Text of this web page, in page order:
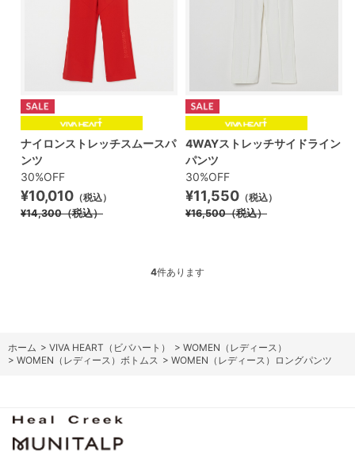
ナイロンストレッチスムースパ
ンツ
30%OFF
¥10,010 （税込）
¥14,300（税込）
4WAYストレッチサイドライン
パンツ
30%OFF
¥11,550 （税込）
¥16,500（税込）
4件あります
ホーム > VIVA HEART（ビバハート） > WOMEN（レディース）
> WOMEN（レディース）ボトムス > WOMEN（レディース）ロングパンツ